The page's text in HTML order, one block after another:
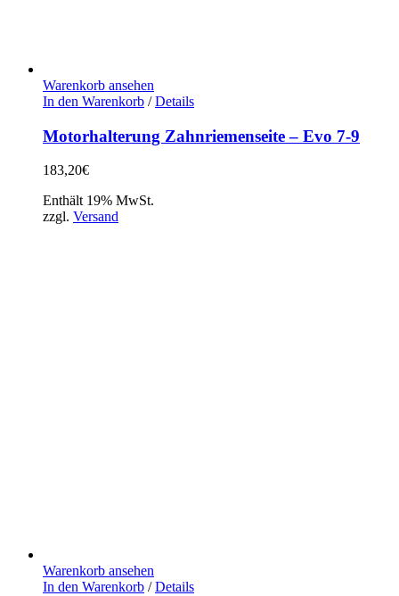
Warenkorb ansehen
In den Warenkorb / Details
Motorhalterung Zahnriemenseite – Evo 7-9
183,20€
Enthält 19% MwSt.
zzgl. Versand
Warenkorb ansehen
In den Warenkorb / Details